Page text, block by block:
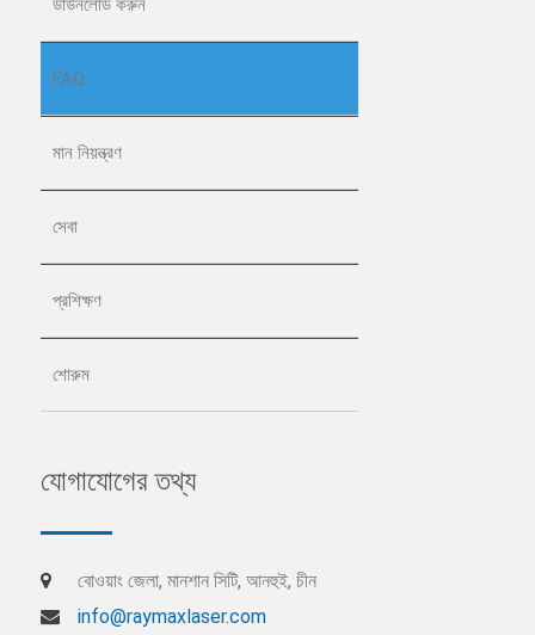
FAQ
মান নিয়ন্ত্রণ
সেবা
প্রশিক্ষণ
শোরুম
যোগাযোগের তথ্য
বোওয়াং জেলা, মানশান সিটি, আনহুই, চীন
info@raymaxlaser.com